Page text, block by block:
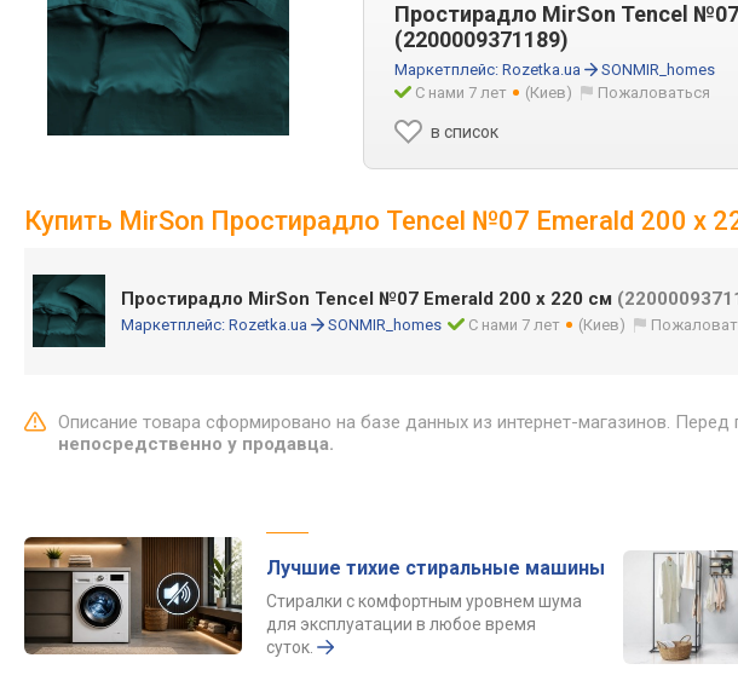
Простирадло MirSon Tencel
(2200009371189)
Маркетплейс: Rozetka.ua
SONMIR_homes
С нами 7 лет
(Киев) Пожаловаться
в список
Купить MirSon Простирадло Tencel №07 Emerald 200 х
Простирадло MirSon Tencel №07 Emerald 200 х 220 см
Маркетплейс: Rozetka.ua SONMIR_homes С нами 7 лет (Киев)
Описание товара сформировано на базе данных из интернет-магазинов. Перед
непосредственно у продавца.
Лучшие тихие стиральные машины
Стиралки с комфортным уровнем шума
для эксплуатации в любое время
суток.